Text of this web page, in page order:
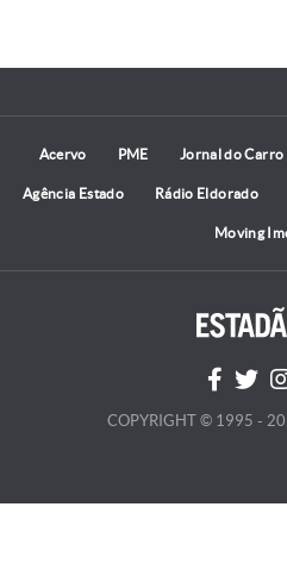
Acervo PME Jornal do Carro
Agência Estado Rádio Eldorado
Moving
COPYRIGHT © 1995 -